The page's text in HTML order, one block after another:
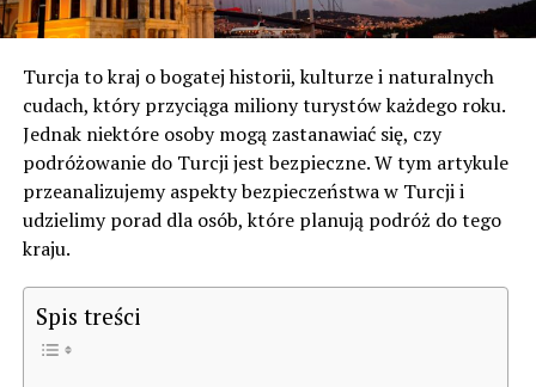
Turcja to kraj o bogatej historii, kulturze i naturalnych
cudach, który przyciąga miliony turystów każdego roku.
Jednak niektóre osoby mogą zastanawiać się, czy
podróżowanie do Turcji jest bezpieczne. W tym artykule
przeanalizujemy aspekty bezpieczeństwa w Turcji i
udzielimy porad dla osób, które planują podróż do tego
kraju.
Spis treści